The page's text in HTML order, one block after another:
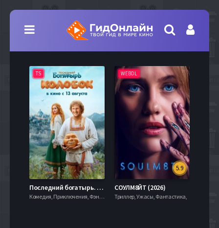
TS
Последний богатырь. Колобок (2026)
Комедия, Приключения, Фэнтези,
WEBDL
5.9
СОУЛМ8ЙТ (2026)
Триллер, Ужасы, Фантастика,